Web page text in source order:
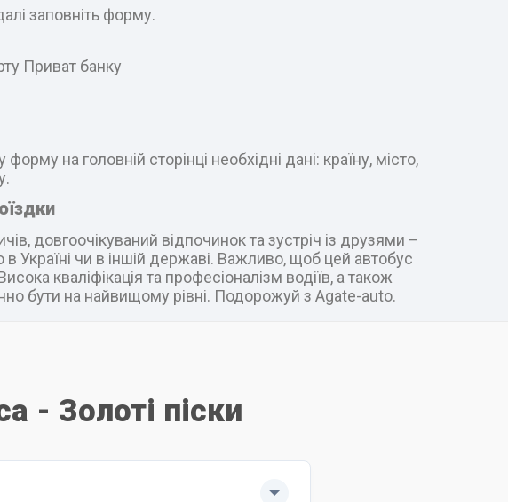
заповніть форму.
Приват банку
на головній сторінці необхідні дані: країну, місто,
довгоочікуваний відпочинок та зустріч із друзями –
в Україні чи в іншій державі. Важливо, щоб цей автобус
кваліфікація та професіоналізм водіїв, а також
бути на найвищому рівні. Подорожуй з Agate-auto.
- Золоті піски